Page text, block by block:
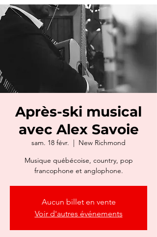
Après-ski musical
avec Alex Savoie
sam. 18 févr.
  |
New Richmond
Musique québécoise, country, pop
francophone et anglophone.
Aucun billet en vente
Voir d'autres événements